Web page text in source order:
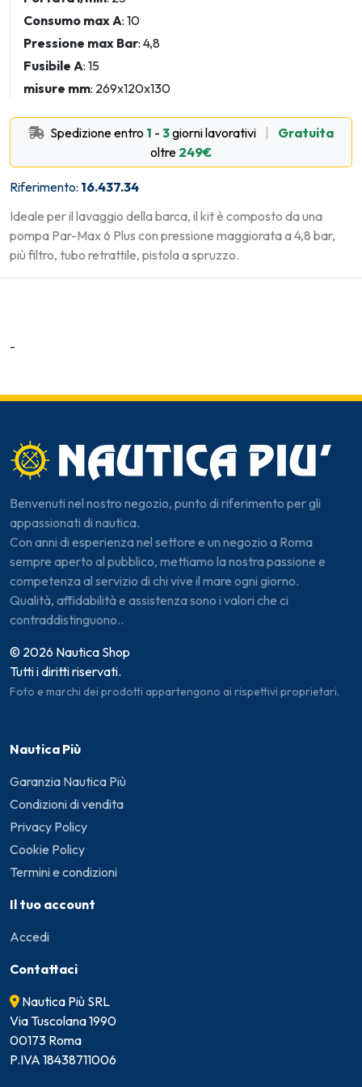
Ideale per il lavaggio della barca, il kit è composto da una
pompa Par-Max 6 Plus con pressione maggiorata a 4,8 bar,
più filtro, tubo retrattile, pistola a spruzzo.
Riferimento: 16.437.34
Consumo max A: 10
Pressione max Bar: 4,8
Fusibile A: 15
misure mm: 269x120x130
Spedizione entro 1 - 3giorni lavorativi
Gratuita
oltre 249€
-
Benvenuti nel nostro negozio, punto di riferimento per gli
appassionati di nautica.
Con anni di esperienza nel settore e un negozio a Roma
sempre aperto al pubblico, mettiamo la nostra passione e
competenza al servizio di chi vive il mare ogni giorno.
Qualità, affidabilità e assistenza sono i valori che ci
contraddistinguono..
© 2026 Nautica Shop
Tutti i diritti riservati.
Foto e marchi dei prodotti appartengono ai rispettivi proprietari.
Nautica Più
Garanzia Nautica Più
Condizioni di vendita
Privacy Policy
Cookie Policy
Termini e condizioni
Il tuo account
Accedi
Contattaci
Nautica Più SRL
Via Tuscolana 1990
00173 Roma
P.IVA 18438711006